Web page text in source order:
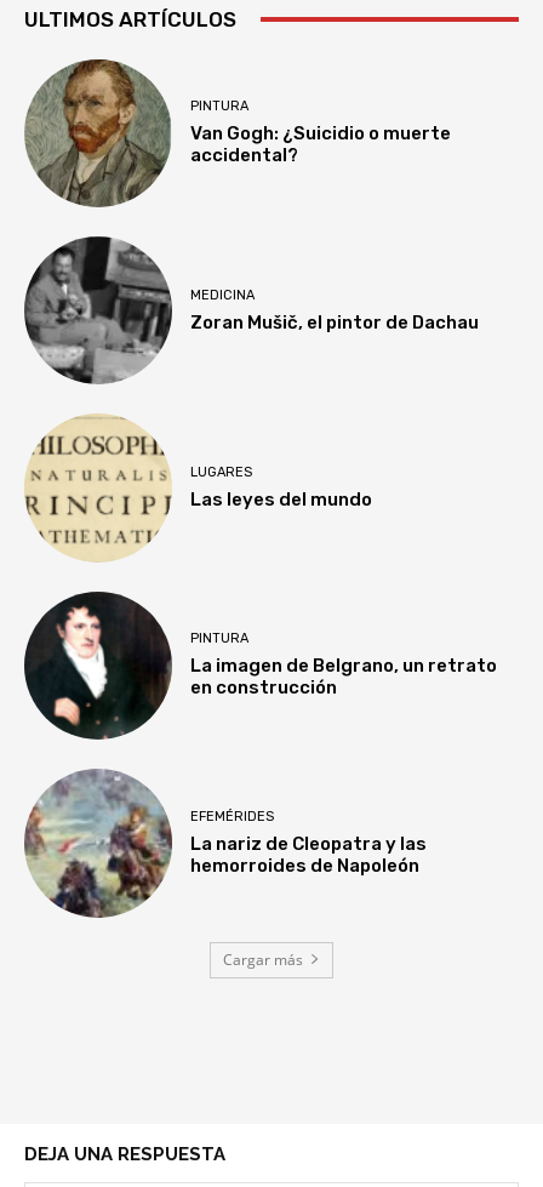
ULTIMOS ARTÍCULOS
PINTURA
Van Gogh: ¿Suicidio o muerte
accidental?
MEDICINA
Zoran Mušič, el pintor de Dachau
LUGARES
Las leyes del mundo
PINTURA
La imagen de Belgrano, un retrato
en construcción
EFEMÉRIDES
La nariz de Cleopatra y las
hemorroides de Napoleón
Cargar más
DEJA UNA RESPUESTA